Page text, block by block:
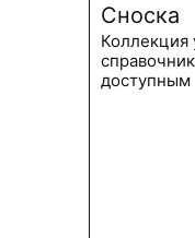
Сноска
Коллекция
доступным